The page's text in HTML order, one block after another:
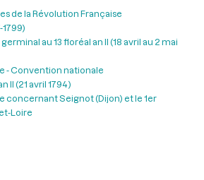
de la Révolution Française
au 13 floréal an II (18 avril au 2 mai
- Convention nationale
II (21 avril 1794 )
concernant Seignot (Dijon) et le 1er
Loire